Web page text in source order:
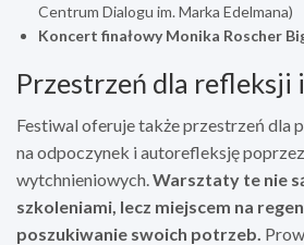
Centrum Dialogu im. Marka Edelmana)
Koncert finałowy Monika Roscher
Przestrzeń dla refleksji
Festiwal oferuje także przestrzeń dla
na odpoczynek i autorefleksję
wytchnieniowych. Warsztaty te nie
szkoleniami, lecz miejscem na
poszukiwanie swoich potrzeb.